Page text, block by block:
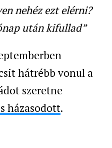
nehéz ezt elérni?
után kifullad”
hátrébb vonul a
szeretne
házasodott.